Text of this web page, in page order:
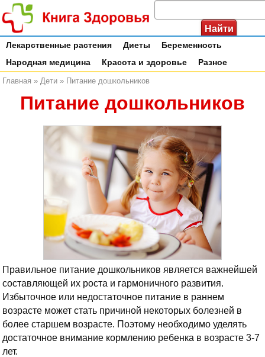
Лекарственные растения Диеты
Беременность
Народная медицина
Красота и здоровье Разное
Главная » Дети » Питание дошкольников
Питание дошкольников
Правильное питание дошкольников является важнейшей
составляющей их роста и гармоничного развития.
Избыточное или недостаточное питание в раннем
возрасте может стать причиной некоторых болезней в
более старшем возрасте. Поэтому необходимо уделять
достаточное внимание кормлению ребенка в возрасте 3-7
лет.